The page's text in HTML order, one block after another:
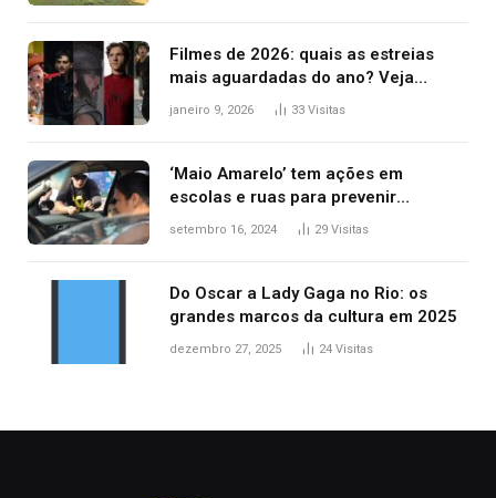
Filmes de 2026: quais as estreias
mais aguardadas do ano? Veja
principais lançamentos do cinema
janeiro 9, 2026 33 Visitas
‘Maio Amarelo’ tem ações em
escolas e ruas para prevenir
acidentes no trânsito no AP
setembro 16, 2024 29 Visitas
Do Oscar a Lady Gaga no Rio: os
grandes marcos da cultura em 2025
dezembro 27, 2025 24 Visitas